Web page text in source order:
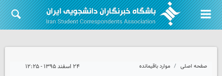
صفحه اصلی موارد باقیمانده ۲۴ اسفند ۱۳۹۵ - ۱۲:۲۵